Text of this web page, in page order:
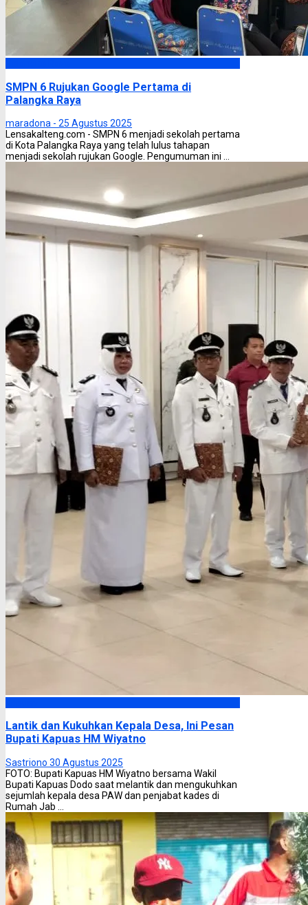
SMPN 6 Rujukan Google Pertama di
Palangka Raya
maradona - 25 Agustus 2025
Lensakalteng.com - SMPN 6 menjadi sekolah pertama
di Kota Palangka Raya yang telah lulus tahapan
menjadi sekolah rujukan Google. Pengumuman ini ...
Lantik dan Kukuhkan Kepala Desa, Ini Pesan
Bupati Kapuas HM Wiyatno
Sastriono 30 Agustus 2025
FOTO: Bupati Kapuas HM Wiyatno bersama Wakil
Bupati Kapuas Dodo saat melantik dan mengukuhkan
sejumlah kepala desa PAW dan penjabat kades di
Rumah Jab ...